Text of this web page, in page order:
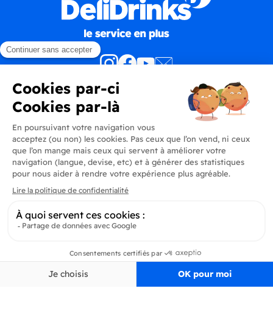
Produits
En savoir plus
Informations
Inscrivez-vous et soyez au courant de toutes les dernières nouveautés de